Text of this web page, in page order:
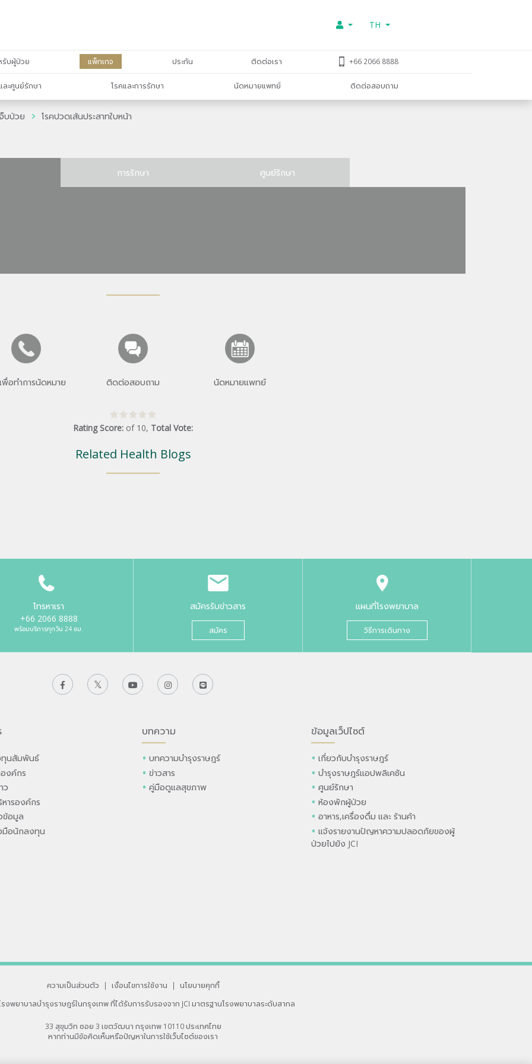
TH
รับผู้ป่วย แพ็กเกจ ประกัน ติดต่อเรา +66 2066 8888
ะศูนย์รักษา โรคและการรักษา นัดหมายแพทย์ ติดต่อสอบถาม
จ็บป่วย โรคปวดเส้นประสาทใบหน้า
การรักษา ศูนย์รักษา
พื่อทำการนัดหมาย ติดต่อสอบถาม นัดหมายแพทย์
Rating Score: of 10, Total Vote:
Related Health Blogs
โทรหาเรา
+66 2066 8888
พร้อมบริการทุกวัน 24 ชม.
สมัครรับข่าวสาร
สมัคร
แผนที่โรงพยาบาล
วิธีการเดินทาง
นสัมพันธ์
งค์กร
ว
หารองค์กร
ข้อมูล
มือนักลงทุน
บทความ
บทความบำรุงราษฎร์
ข่าวสาร
คู่มือดูแลสุขภาพ
ข้อมูลเว็ปไซต์
เกี่ยวกับบำรุงราษฎร์
บำรุงราษฎร์แอปพลิเคชัน
ศูนย์รักษา
ห้องพักผู้ป่วย
อาหาร,เครื่องดื่ม และ ร้านค้า
แจ้งรายงานปัญหาความปลอดภัยของผู้
ป่วยไปยัง JCI
ความเป็นส่วนตัว | เงื่อนไขการใช้งาน |
นโยบายคุกกี้
งพยาบาลบำรุงราษฎร์ในกรุงเทพที่ได้รับการรับรองจาก JCI มาตรฐานโรงพยาบาลระดับสากล
33 สุขุมวิท ซอย 3 เขตวัฒนา กรุงเทพ 10110 ประเทศไทย
หากท่านมีข้อคิดเห็นหรือปัญหาในการใช้เว็บไซต์ของเรา